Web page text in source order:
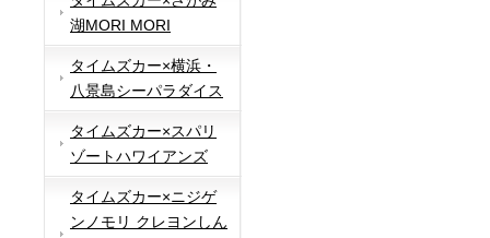
湖MORI MORI
タイムズカー×横浜・
八景島シーパラダイス
タイムズカー×スパリ
ゾートハワイアンズ
タイムズカー×ニジゲ
ンノモリ クレヨンしん